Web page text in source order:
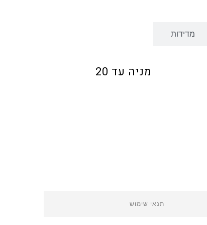
מדידות
מניה עד 20
תנאי שימוש